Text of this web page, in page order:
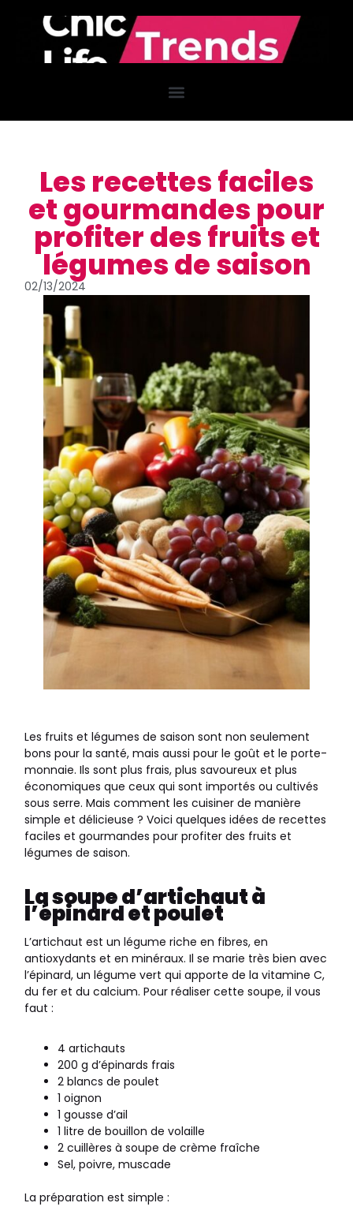
Les recettes faciles
et gourmandes pour
profiter des fruits et
légumes de saison
02/13/2024
Les fruits et légumes de saison sont non seulement
bons pour la santé, mais aussi pour le goût et le porte-
monnaie. Ils sont plus frais, plus savoureux et plus
économiques que ceux qui sont importés ou cultivés
sous serre. Mais comment les cuisiner de manière
simple et délicieuse ? Voici quelques idées de recettes
faciles et gourmandes pour profiter des fruits et
légumes de saison.
La soupe d’artichaut à
l’épinard et poulet
L’artichaut est un légume riche en fibres, en
antioxydants et en minéraux. Il se marie très bien avec
l’épinard, un légume vert qui apporte de la vitamine C,
du fer et du calcium. Pour réaliser cette soupe, il vous
faut :
4 artichauts
200 g d’épinards frais
2 blancs de poulet
1 oignon
1 gousse d’ail
1 litre de bouillon de volaille
2 cuillères à soupe de crème fraîche
Sel, poivre, muscade
La préparation est simple :